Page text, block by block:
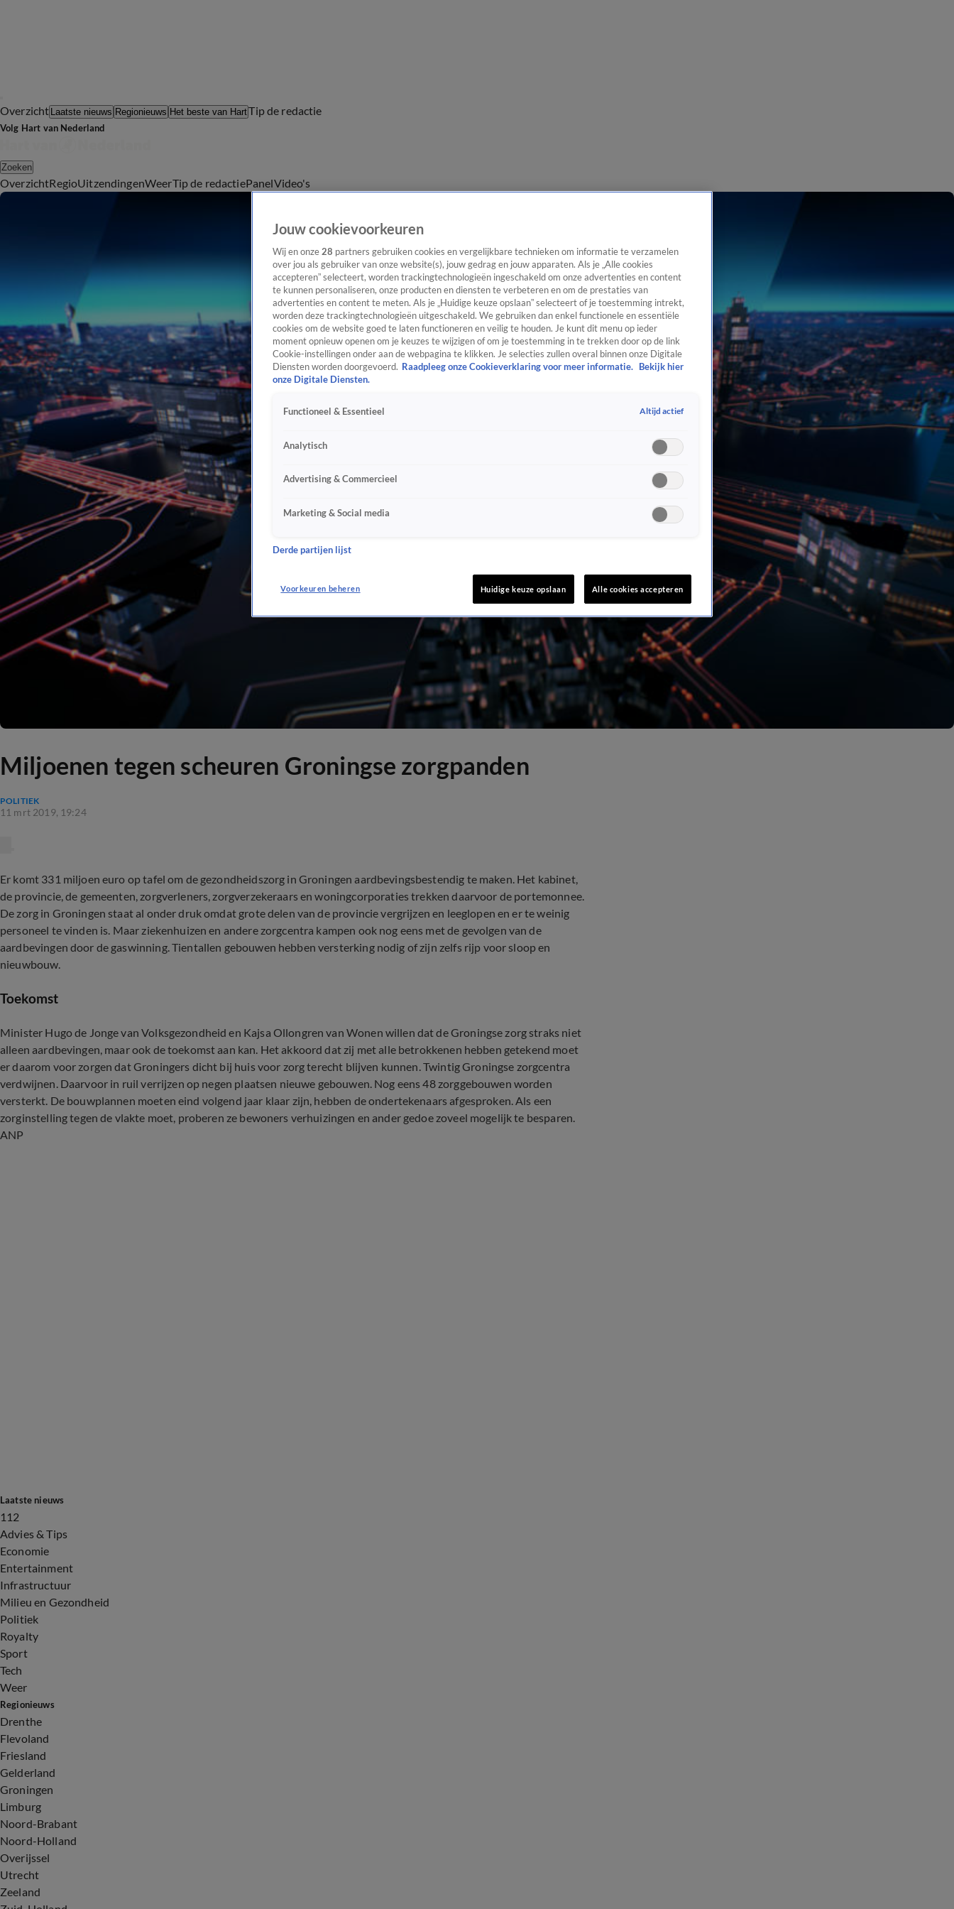
Overzicht Laatste nieuws Regionieuws Het beste van HartTip de redactie
Volg Hart van Nederland
Zoeken
OverzichtRegioUitzendingenWeerTip de redactiePanelVideo's
Miljoenen tegen scheuren Groningse zorgpanden
POLITIEK
11 mrt 2019, 19:24
Er komt 331 miljoen euro op tafel om de gezondheidszorg in Groningen aardbevingsbestendig te maken. Het kabinet,
de provincie, de gemeenten, zorgverleners, zorgverzekeraars en woningcorporaties trekken daarvoor de portemonnee.
De zorg in Groningen staat al onder druk omdat grote delen van de provincie vergrijzen en leeglopen en er te weinig
personeel te vinden is. Maar ziekenhuizen en andere zorgcentra kampen ook nog eens met de gevolgen van de
aardbevingen door de gaswinning. Tientallen gebouwen hebben versterking nodig of zijn zelfs rijp voor sloop en
nieuwbouw.
Toekomst
Minister Hugo de Jonge van Volksgezondheid en Kajsa Ollongren van Wonen willen dat de Groningse zorg straks niet
alleen aardbevingen, maar ook de toekomst aan kan. Het akkoord dat zij met alle betrokkenen hebben getekend moet
er daarom voor zorgen dat Groningers dicht bij huis voor zorg terecht blijven kunnen. Twintig Groningse zorgcentra
verdwijnen. Daarvoor in ruil verrijzen op negen plaatsen nieuwe gebouwen. Nog eens 48 zorggebouwen worden
versterkt. De bouwplannen moeten eind volgend jaar klaar zijn, hebben de ondertekenaars afgesproken. Als een
zorginstelling tegen de vlakte moet, proberen ze bewoners verhuizingen en ander gedoe zoveel mogelijk te besparen.
ANP
Laatste nieuws
112
Advies & Tips
Economie
Entertainment
Infrastructuur
Milieu en Gezondheid
Politiek
Royalty
Sport
Tech
Weer
Regionieuws
Drenthe
Flevoland
Friesland
Gelderland
Groningen
Limburg
Noord-Brabant
Noord-Holland
Overijssel
Utrecht
Zeeland
Jouw cookievoorkeuren
Wij en onze 28 partners gebruiken cookies en vergelijkbare technieken om informatie te verzamelen
over jou als gebruiker van onze website(s), jouw gedrag en jouw apparaten. Als je „Alle cookies
accepteren” selecteert, worden trackingtechnologieën ingeschakeld om onze advertenties en content
te kunnen personaliseren, onze producten en diensten te verbeteren en om de prestaties van
advertenties en content te meten. Als je „Huidige keuze opslaan” selecteert of je toestemming intrekt,
worden deze trackingtechnologieën uitgeschakeld. We gebruiken dan enkel functionele en essentiële
cookies om de website goed te laten functioneren en veilig te houden. Je kunt dit menu op ieder
moment opnieuw openen om je keuzes te wijzigen of om je toestemming in te trekken door op de link
Cookie-instellingen onder aan de webpagina te klikken. Je selecties zullen overal binnen onze Digitale
Diensten worden doorgevoerd. Raadpleeg onze Cookieverklaring voor meer informatie.
Bekijk hier
onze Digitale Diensten.
Functioneel & Essentieel Altijd actief
Analytisch
Advertising & Commercieel
Marketing & Social media
Derde partijen lijst
Voorkeuren beheren Huidige keuze opslaan Alle cookies accepteren